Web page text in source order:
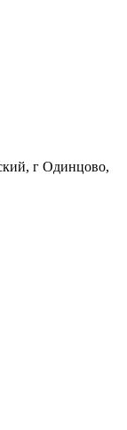
г Одинцово,